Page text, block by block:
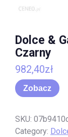
Dolce &
Czarny
982,40zł
Zobacz
SKU:
Category: